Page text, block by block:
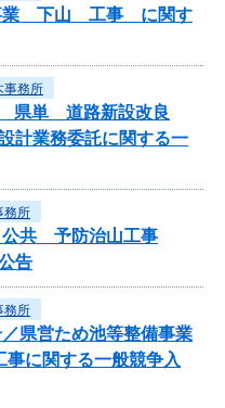
事業 下山 工事 に関す
事務所
県単 道路新設改良
計業務委託に関する一
務所
公共 予防治山工事
告
務所
県営ため池等整備事業
に関する一般競争入